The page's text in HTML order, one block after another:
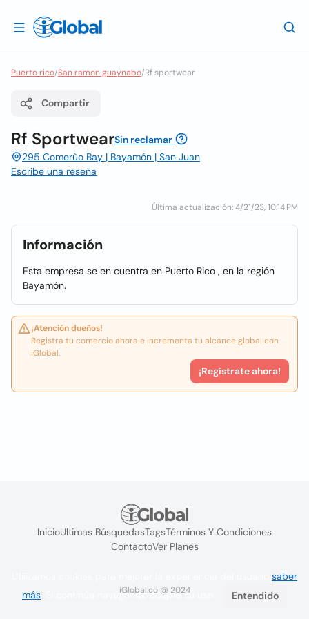
Puerto rico/San ramon guaynabo/Rf sportwear
Compartir
Rf SportwearSin reclamar
295 Comerùo Bay | Bayamón | San Juan
Escribe una reseña
Última actualización: 4/21/23, 10:14 PM
Información
Esta empresa se en cuentra en Puerto Rico , en la región
Bayamón.
¡Atención dueños!
Registra tu comercio ahora e incrementa tu alcance global con
iGlobal.
¡Registrate ahora!
InicioUltimas BúsquedasTagsTérminos Y Condiciones
ContactoVer Planes
iGlobal.co @ 2024
saber
más . Si continúa navegando acepta su uso. Entendido